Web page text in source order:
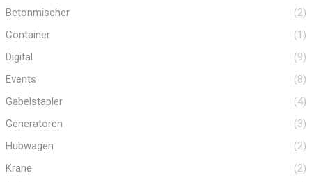
Betonmischer
(2)
Container
(1)
Digital
(9)
Events
(8)
Gabelstapler
(4)
Generatoren
(3)
Hubwagen
(2)
Krane
(2)